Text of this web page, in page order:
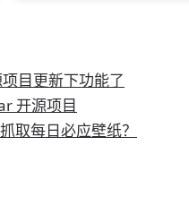
目更新下功能了
开源项目
取每日必应壁纸？